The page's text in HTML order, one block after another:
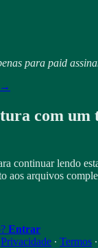
para paid
→
com um
continuar lendo
aos arquivos
Entrar
Privacidade ∙ Termos ∙